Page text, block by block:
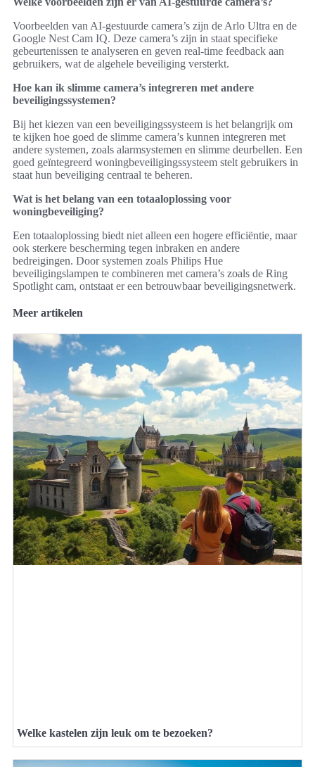
Voorbeelden van AI-gestuurde camera’s zijn de Arlo Ultra en de
Google Nest Cam IQ. Deze camera’s zijn in staat specifieke
gebeurtenissen te analyseren en geven real-time feedback aan
gebruikers, wat de algehele beveiliging versterkt.
Hoe kan ik slimme camera’s integreren met andere
beveiligingssystemen?
Bij het kiezen van een beveiligingssysteem is het belangrijk om
te kijken hoe goed de slimme camera’s kunnen integreren met
andere systemen, zoals alarmsystemen en slimme deurbellen. Een
goed geïntegreerd woningbeveiligingssysteem stelt gebruikers in
staat hun beveiliging centraal te beheren.
Wat is het belang van een totaaloplossing voor
woningbeveiliging?
Een totaaloplossing biedt niet alleen een hogere efficiëntie, maar
ook sterkere bescherming tegen inbraken en andere
bedreigingen. Door systemen zoals Philips Hue
beveiligingslampen te combineren met camera’s zoals de Ring
Spotlight cam, ontstaat er een betrouwbaar beveiligingsnetwerk.
Meer artikelen
Welke kastelen zijn leuk om te bezoeken?